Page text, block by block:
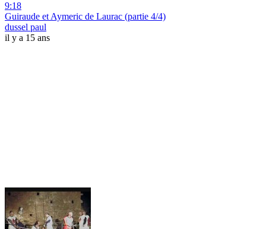
9:18
Guiraude et Aymeric de Laurac (partie 4/4)
dussel paul
il y a 15 ans